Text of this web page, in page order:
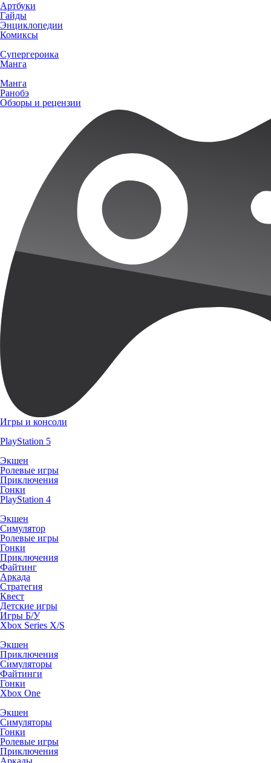
Артбуки
Гайды
Энциклопедии
Комиксы
Супергероика
Манга
Манга
Ранобэ
Обзоры и рецензии
Игры и консоли
PlayStation 5
Экшен
Ролевые игры
Приключения
Гонки
PlayStation 4
Экшен
Симулятор
Ролевые игры
Гонки
Приключения
Файтинг
Аркада
Стратегия
Квест
Детские игры
Игры Б/У
Xbox Series X/S
Экшен
Приключения
Симуляторы
Файтинги
Гонки
Xbox One
Экшен
Симуляторы
Гонки
Ролевые игры
Приключения
Аркады